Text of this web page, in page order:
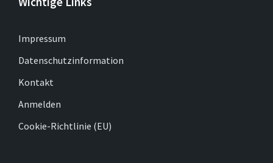
Impressum
Datenschutzinformation
Kontakt
Anmelden
Cookie-Richtlinie (EU)